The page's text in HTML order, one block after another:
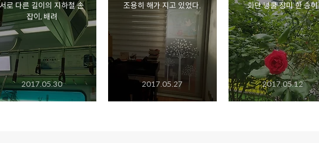
서로 다른 길이의 지하철 손
잡이, 배려
2017.05.30
조용히 해가 지고 있었다.
2017.05.27
화단 넝쿨 장미 한 송이
2017.05.12